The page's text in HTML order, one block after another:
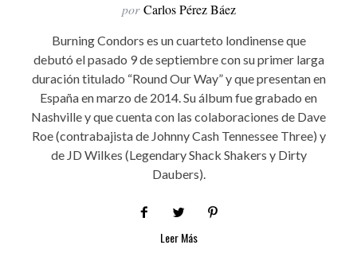
por Carlos Pérez Báez
Burning Condors es un cuarteto londinense que
debutó el pasado 9 de septiembre con su primer larga
duración titulado “Round Our Way” y que presentan en
España en marzo de 2014. Su álbum fue grabado en
Nashville y que cuenta con las colaboraciones de Dave
Roe (contrabajista de Johnny Cash Tennessee Three) y
de JD Wilkes (Legendary Shack Shakers y Dirty
Daubers).
Leer Más